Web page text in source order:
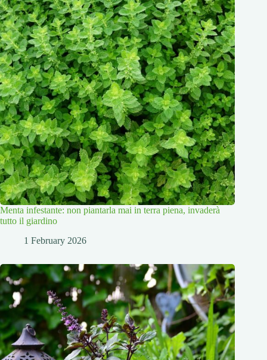
Menta infestante: non piantarla mai in terra piena, invaderà
tutto il giardino
1 February 2026